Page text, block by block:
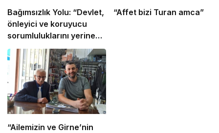
Bağımsızlık Yolu: “Devlet,
önleyici ve koruyucu
sorumluluklarını yerine
getirmeli”
“Affet bizi Turan amca”
“Ailemizin ve Girne’nin